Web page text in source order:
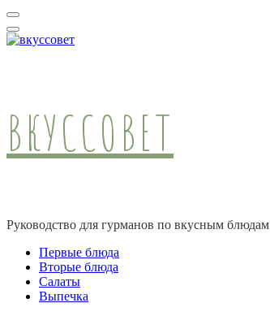
ВКУССОВЕТ
Руководство для гурманов по вкусным блюдам
Первые блюда
Вторые блюда
Салаты
Выпечка